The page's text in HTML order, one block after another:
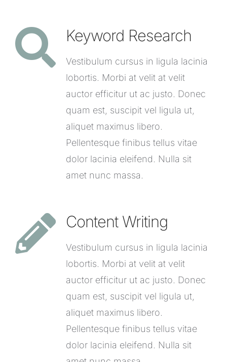
Keyword Research
Vestibulum cursus in ligula lacinia
lobortis. Morbi at velit at velit
auctor efficitur ut ac justo. Donec
quam est, suscipit vel ligula ut,
aliquet maximus libero.
Pellentesque finibus tellus vitae
dolor lacinia eleifend. Nulla sit
amet nunc massa.
Content Writing
Vestibulum cursus in ligula lacinia
lobortis. Morbi at velit at velit
auctor efficitur ut ac justo. Donec
quam est, suscipit vel ligula ut,
aliquet maximus libero.
Pellentesque finibus tellus vitae
dolor lacinia eleifend. Nulla sit